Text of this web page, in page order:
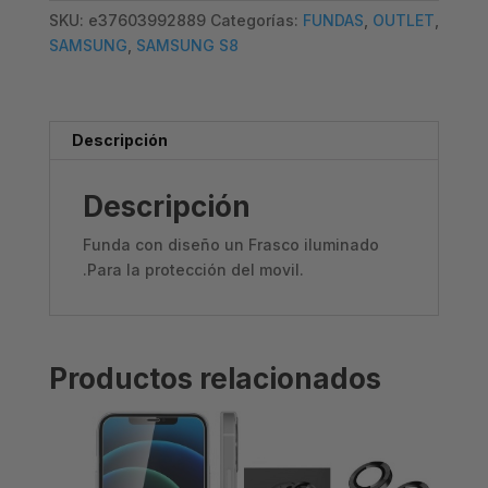
SKU: e37603992889 Categorías: FUNDAS OUTLET
SAMSUNG SAMSUNG S8
Descripción
Descripción
Funda con diseño un Frasco iluminado
.Para la protección del movil.
Productos relacionados